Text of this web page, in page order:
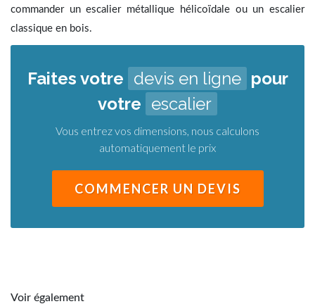
commander un escalier métallique hélicoïdale ou un escalier
classique en bois.
Voir également